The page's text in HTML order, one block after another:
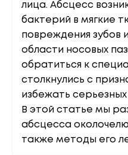
лица. Абсцесс
бактерий в мягкие
повреждения зубов
области носовых
обратиться к
столкнулись с
избежать
В этой статье мы
абсцесса
также методы его